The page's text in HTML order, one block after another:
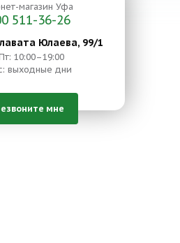
магазин Уфа
511-36-26
Юлаева, 99/1
10:00–19:00
выходные дни
мне